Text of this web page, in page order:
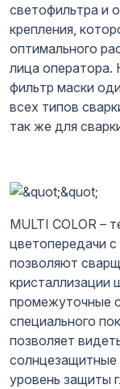
светофильтра и
крепления,
оптимального
лица оператора.
фильтр маски
всех типов
так же для
MULTI COLOR –
цветопередачи
позволяют
кристаллизации
промежуточные
специального
позволяет
солнцезащитные
уровень защиты